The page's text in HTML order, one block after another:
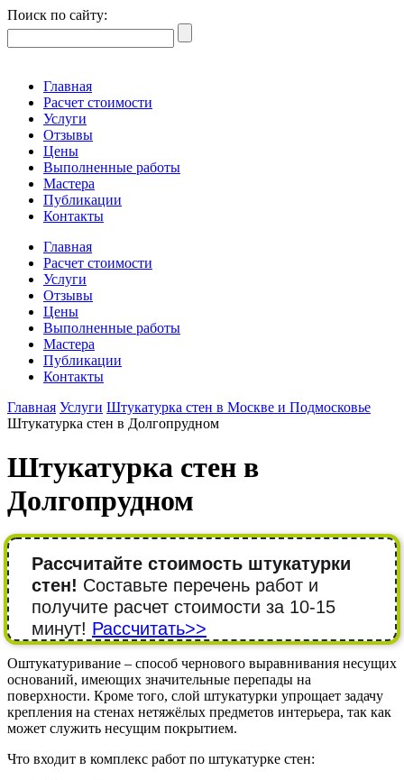
Поиск по сайту:
Главная
Расчет стоимости
Услуги
Отзывы
Цены
Выполненные работы
Мастера
Публикации
Контакты
Главная
Расчет стоимости
Услуги
Отзывы
Цены
Выполненные работы
Мастера
Публикации
Контакты
Главная Услуги Штукатурка стен в Москве и Подмосковье
Штукатурка стен в Долгопрудном
Штукатурка стен в
Долгопрудном
Рассчитайте стоимость штукатурки
стен! Составьте перечень работ и
получите расчет стоимости за 10-15
минут! Рассчитать>>
Оштукатуривание – способ чернового выравнивания несущих
оснований, имеющих значительные перепады на
поверхности. Кроме того, слой штукатурки упрощает задачу
крепления на стенах нетяжёлых предметов интерьера, так как
может служить несущим покрытием.
Что входит в комплекс работ по штукатурке стен: